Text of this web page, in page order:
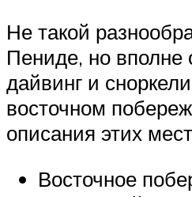
Не такой
Пениде, но вполне
дайвинг и
восточном
описания этих
Восточное